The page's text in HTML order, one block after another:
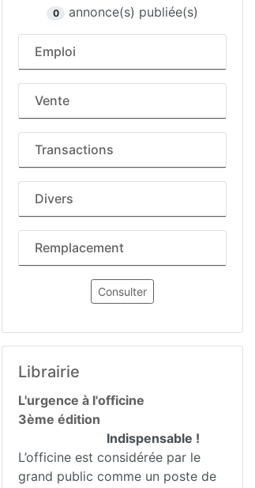
0 annonce(s) publiée(s)
Emploi
Vente
Transactions
Divers
Remplacement
Consulter
Librairie
L'urgence à l'officine
3ème édition
Indispensable !
L’officine est considérée par le
grand public comme un poste de